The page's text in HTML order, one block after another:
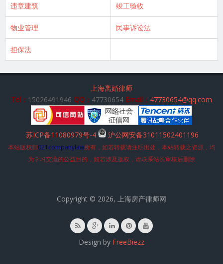
违章建筑 竣工验收
物业管理 民事诉讼法
担保法
上海离婚律师
Tel： 15026491946 QQ： 47730654 Email： 47730654@qq.com
苏ICP备11080979号-4 沪公网安备31011502401196
本站版权归021companylaw所有，如若转载请注明出处，本站转载之资源，均
为学习交流的公益目的，如若涉及版权，请联系站长审核后删除
Copyright © 2026, 上海房产律师网
Design by FreeBiezz